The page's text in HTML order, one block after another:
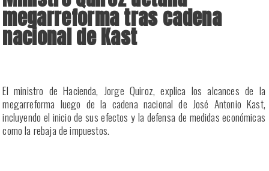
megarreforma tras cadena
nacional de Kast
El ministro de Hacienda, Jorge Quiroz, explica los alcances de la
megarreforma luego de la cadena nacional de José Antonio Kast,
incluyendo el inicio de sus efectos y la defensa de medidas económicas
como la rebaja de impuestos.